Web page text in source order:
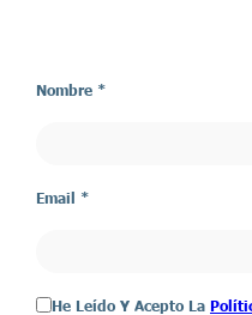
Nombre *
Email *
He Leído Y Acepto La